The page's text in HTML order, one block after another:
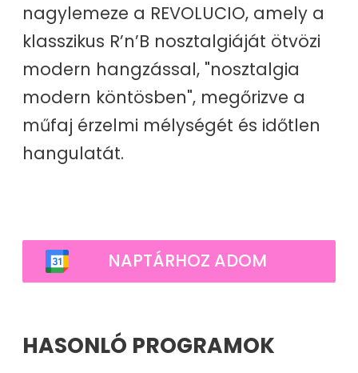
nagylemeze a REVOLUCIO, amely a
klasszikus R’n’B nosztalgiáját ötvözi
modern hangzással, "nosztalgia
modern köntösben", megőrizve a
műfaj érzelmi mélységét és időtlen
hangulatát.
NAPTÁRHOZ ADOM
HASONLÓ PROGRAMOK